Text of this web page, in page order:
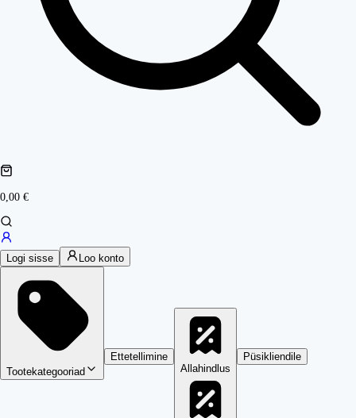
0,00 €
Logi sisse Loo konto
Tootekategooriad
Ettetellimine
Allahindlus
Püsikliendile